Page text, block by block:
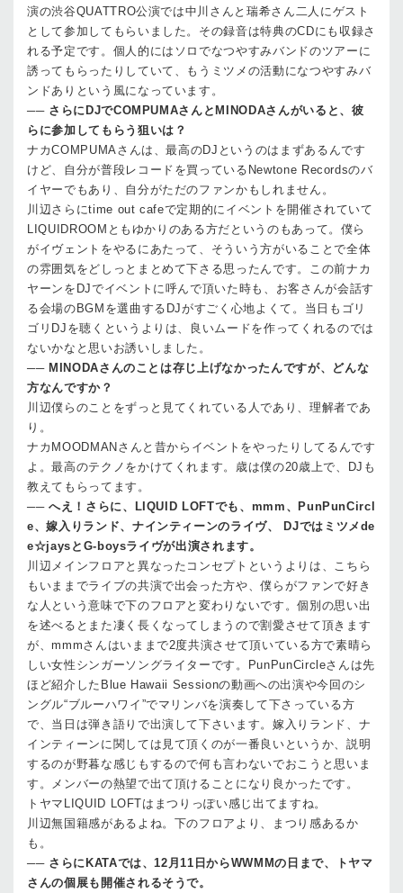
演の渋谷QUATTRO公演では中川さんと瑞希さん二人にゲスト
として参加してもらいました。その録音は特典のCDにも収録さ
れる予定です。個人的にはソロでなつやすみバンドのツアーに
誘ってもらったりしていて、もうミツメの活動になつやすみバ
ンドありという風になっています。
── さらにDJでCOMPUMAさんとMINODAさんがいると、彼
らに参加してもらう狙いは？
ナカCOMPUMAさんは、最高のDJというのはまずあるんです
けど、自分が普段レコードを買っているNewtone Recordsのバ
イヤーでもあり、自分がただのファンかもしれません。
川辺さらにtime out cafeで定期的にイベントを開催されていて
LIQUIDROOMともゆかりのある方だというのもあって。僕ら
がイヴェントをやるにあたって、そういう方がいることで全体
の雰囲気をどしっとまとめて下さる思ったんです。この前ナカ
ヤーンをDJでイベントに呼んで頂いた時も、お客さんが会話す
る会場のBGMを選曲するDJがすごく心地よくて。当日もゴリ
ゴリDJを聴くというよりは、良いムードを作ってくれるのでは
ないかなと思いお誘いしました。
── MINODAさんのことは存じ上げなかったんですが、どんな
方なんですか？
川辺僕らのことをずっと見てくれている人であり、理解者であ
り。
ナカ MOODMANさんと昔からイベントをやったりしてるんです
よ。最高のテクノをかけてくれます。歳は僕の20歳上で、DJも
教えてもらってます。
── へえ！さらに、LIQUID LOFTでも、mmm、PunPunCircl
e、嫁入りランド、ナインティーンのライヴ、 DJではミツメde
e☆jaysとG-boysライヴが出演されます。
川辺 メインフロアと異なったコンセプトというよりは、こちら
もいままでライブの共演で出会った方や、僕らがファンで好き
な人という意味で下のフロアと変わりないです。個別の思い出
を述べるとまた凄く長くなってしまうので割愛させて頂きます
が、mmmさんはいままで2度共演させて頂いている方で素晴ら
しい女性シンガーソングライターです。PunPunCircleさんは先
ほど紹介したBlue Hawaii Sessionの動画への出演や今回のシ
ングル“ブルーハワイ”でマリンバを演奏して下さっている方
で、当日は弾き語りで出演して下さいます。嫁入りランド、ナ
インティーンに関しては見て頂くのが一番良いというか、説明
するのが野暮な感じもするので何も言わないでおこうと思いま
す。メンバーの熱望で出て頂けることになり良かったです。
トヤマ LIQUID LOFTはまつりっぽい感じ出てますね。
川辺無国籍感があるよね。下のフロアより、まつり感あるか
も。
── さらにKATAでは、12月11日からWWMMの日まで、トヤマ
さんの個展も開催されるそうで。